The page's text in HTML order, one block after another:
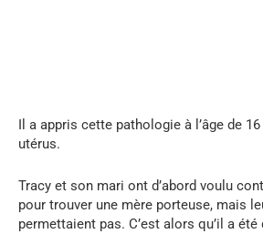
Il a appris cette pathologie à l’âge de
utérus.
Tracy et son mari ont d’abord voulu
pour trouver une mère porteuse, mais
permettaient pas. C’est alors qu’il a été